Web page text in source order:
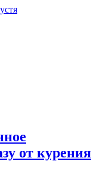
от курения